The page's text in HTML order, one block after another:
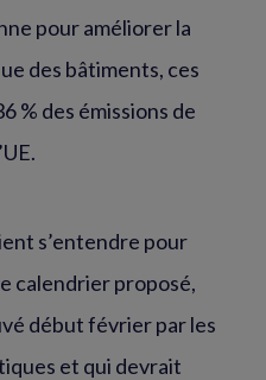
pour améliorer la
des bâtiments, ces
% des émissions de
s’entendre pour
calendrier proposé,
début février par les
et qui devrait